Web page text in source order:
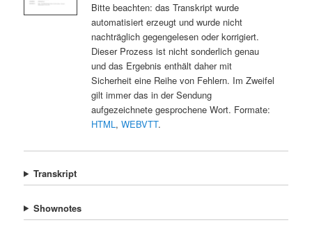
Bitte beachten: das Transkript wurde
automatisiert erzeugt und wurde nicht
nachträglich gegengelesen oder korrigiert.
Dieser Prozess ist nicht sonderlich genau
und das Ergebnis enthält daher mit
Sicherheit eine Reihe von Fehlern. Im Zweifel
gilt immer das in der Sendung
aufgezeichnete gesprochene Wort. Formate:
HTML, WEBVTT.
Transkript
Shownotes